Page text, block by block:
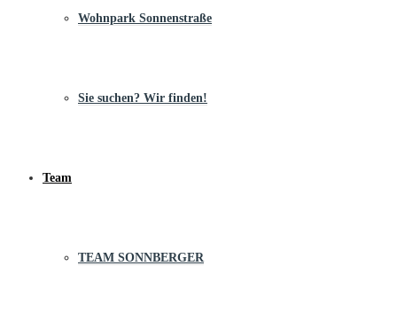
Wohnpark Sonnenstraße
Sie suchen? Wir finden!
Team
TEAM SONNBERGER